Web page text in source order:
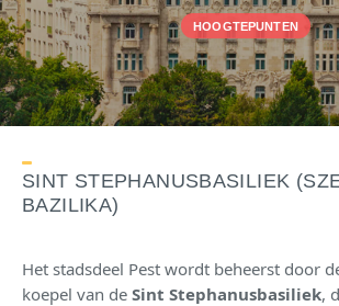
HOOGTEPUNTEN
SINT STEPHANUSBASILIEK
BAZILIKA)
Het stadsdeel Pest wordt beheerst door
koepel van de Sint Stephanusbasiliek,